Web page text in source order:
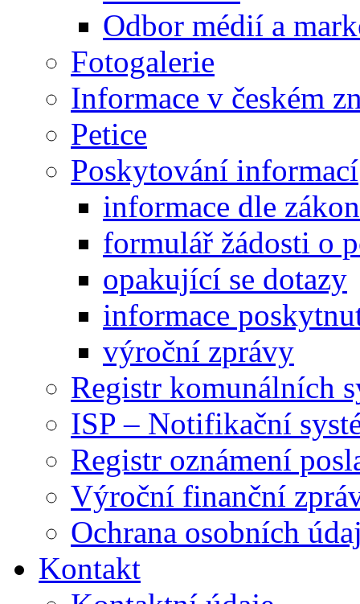
Odbor médií a
Fotogalerie
Informace v českém
Petice
Poskytování informací
informace dle
formulář žádosti o
opakující se dotazy
informace
výroční zprávy
Registr komunálních
ISP – Notifikační
Registr oznámení
Výroční finanční
Ochrana osobních
Kontakt